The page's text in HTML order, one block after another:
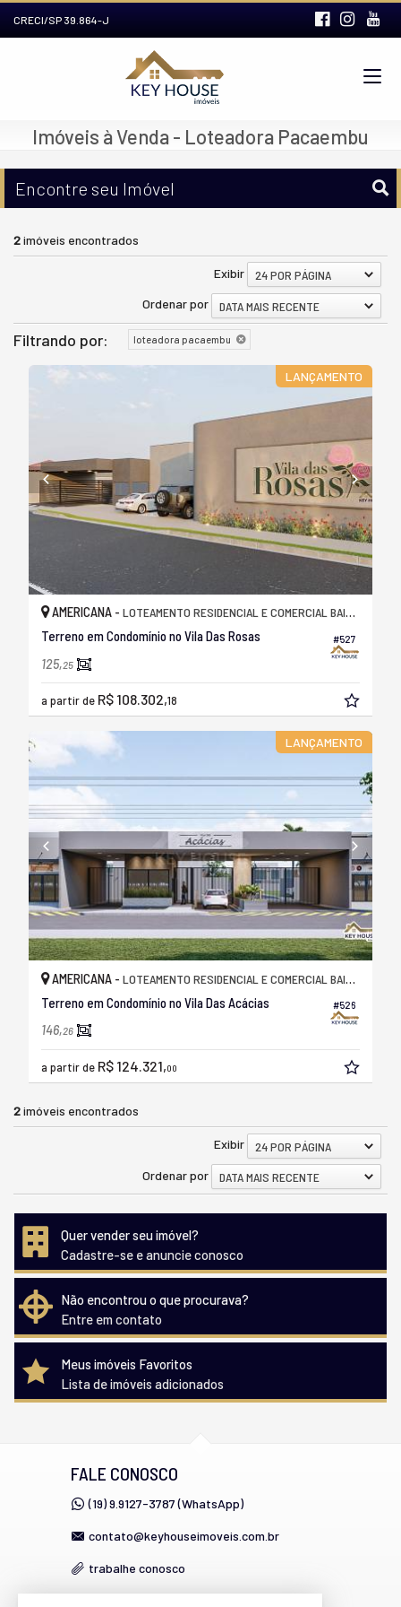
CRECI/SP 39.864-J
Imóveis à Venda - Loteadora Pacaembu
Encontre seu Imóvel
2imóveis encontrados
Exibir
24 POR PÁGINA
Ordenar por
DATA MAIS RECENTE
Filtrando por: loteadora pacaembu
LANÇAMENTO
#527
AMERICANA - LOTEAMENTO RESIDENCIAL E COMERCIAL BAIRRO PACAEMBU
Terreno em Condomínio no Vila Das Rosas
125,25
a partir de R$ 108.302,18
LANÇAMENTO
#526
AMERICANA - LOTEAMENTO RESIDENCIAL E COMERCIAL BAIRRO PACAEMBU
Terreno em Condomínio no Vila Das Acácias
146,26
a partir de R$ 124.321,00
2imóveis encontrados
Exibir
24 POR PÁGINA
Ordenar por
DATA MAIS RECENTE
Quer vender seu imóvel?
Cadastre-se e anuncie conosco
Não encontrou o que procurava?
Entre em contato
Meus imóveis Favoritos
Lista de imóveis adicionados
FALE CONOSCO
(19) 9.9127-3787 (WhatsApp)
contato@keyhouseimoveis.com.br
trabalhe conosco